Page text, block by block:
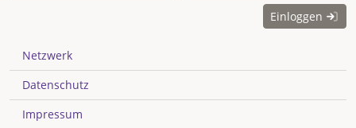
Einloggen
Netzwerk
Datenschutz
Impressum